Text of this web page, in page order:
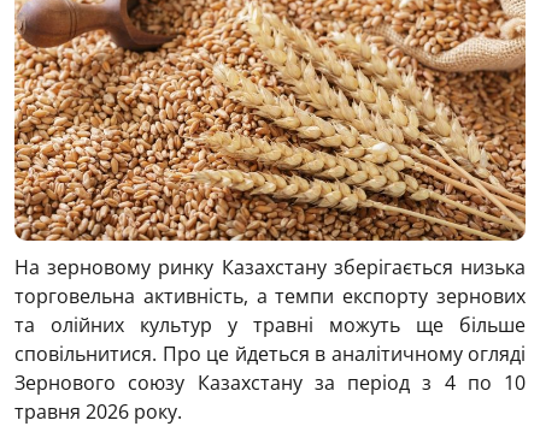
На зерновому ринку Казахстану зберігається низька
торговельна активність, а темпи експорту зернових
та олійних культур у травні можуть ще більше
сповільнитися. Про це йдеться в аналітичному огляді
Зернового союзу Казахстану за період з 4 по 10
травня 2026 року.